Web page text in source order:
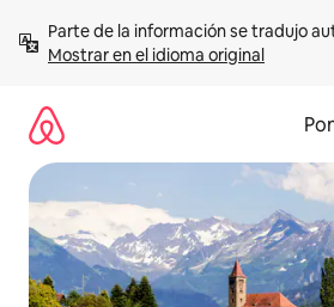
contenidoMostrar en el idioma original